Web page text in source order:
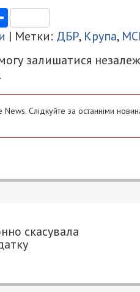
Поділитися
| Метки: ДБР, Крупа,
залишатися
Слідкуйте за останніми
незаконно